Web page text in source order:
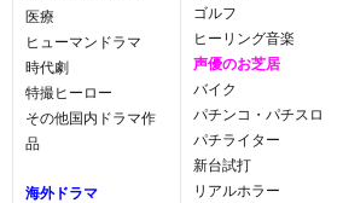
医療
ヒューマンドラマ
時代劇
特撮ヒーロー
その他国内ドラマ作
品
海外ドラマ
ゴルフ
ヒーリング音楽
声優のお芝居
バイク
パチンコ・パチスロ
パチライター
新台試打
リアルホラー